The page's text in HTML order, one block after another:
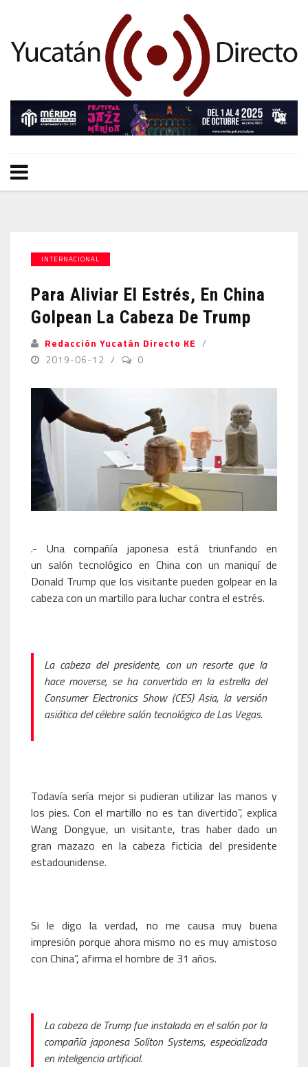
INTERNACIONAL
Para Aliviar El Estrés, En China
Golpean La Cabeza De Trump
Redacción Yucatán Directo KE
2019-06-12
0
.- Una compañía japonesa está triunfando en
un salón tecnológico en China con un maniquí de
Donald Trump que los visitante pueden golpear en la
cabeza con un martillo para luchar contra el estrés.
La cabeza del presidente, con un resorte que la
hace moverse, se ha convertido en la estrella del
Consumer Electronics Show (CES) Asia, la versión
asiática del célebre salón tecnológico de Las Vegas.
Todavía sería mejor si pudieran utilizar las manos y
los pies. Con el martillo no es tan divertido”, explica
Wang Dongyue, un visitante, tras haber dado un
gran mazazo en la cabeza ficticia del presidente
estadounidense.
Si le digo la verdad, no me causa muy buena
impresión porque ahora mismo no es muy amistoso
con China”, afirma el hombre de 31 años.
La cabeza de Trump fue instalada en el salón por la
compañía japonesa Soliton Systems, especializada
en inteligencia artificial.